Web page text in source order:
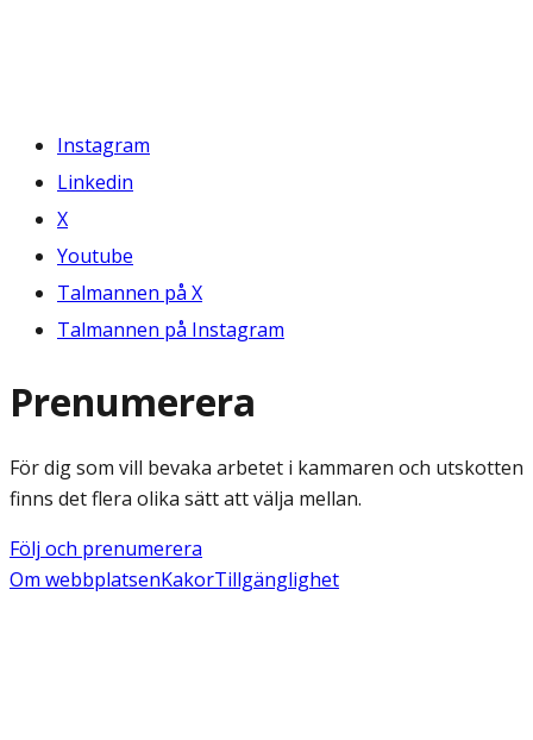
Instagram
Linkedin
X
Youtube
Talmannen på X
Talmannen på Instagram
Prenumerera
För dig som vill bevaka arbetet i kammaren och utskotten
finns det flera olika sätt att välja mellan.
Följ och prenumerera
Om webbplatsenKakorTillgänglighet